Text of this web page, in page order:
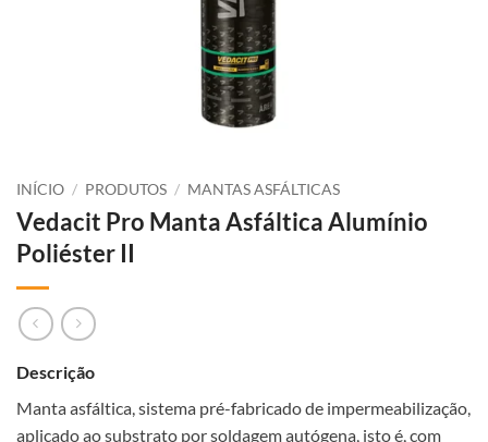
INÍCIO / PRODUTOS / MANTAS ASFÁLTICAS
Vedacit Pro Manta Asfáltica Alumínio
Poliéster II
Descrição
Manta asfáltica, sistema pré-fabricado de impermeabilização,
aplicado ao substrato por soldagem autógena, isto é, com